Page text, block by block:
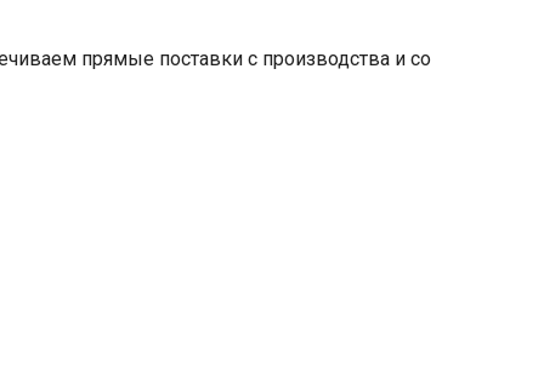
прямые поставки с производства и со